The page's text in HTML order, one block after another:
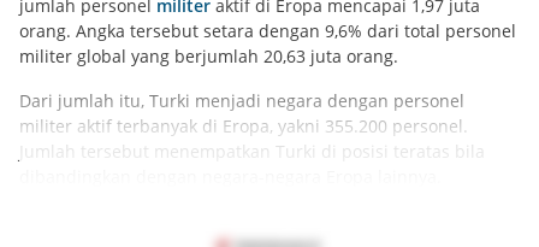
jumlah personel militer aktif di Eropa mencapai 1,97 juta
orang. Angka tersebut setara dengan 9,6% dari total personel
militer global yang berjumlah 20,63 juta orang.
Dari jumlah itu, Turki menjadi negara dengan personel
militer aktif terbanyak di Eropa, yakni 355.200 personel.
Jumlah tersebut menempatkan Turki di posisi teratas bila